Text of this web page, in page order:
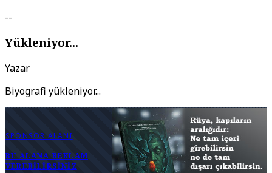
--
Yükleniyor...
Yazar
Biyografi yükleniyor...
SPONSOR ALANI
BU ALANA REKLAM
VEREBILIRSINIZ